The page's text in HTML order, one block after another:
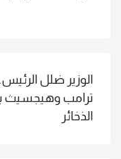
الوزير ضلل
ترامب
الذخائر